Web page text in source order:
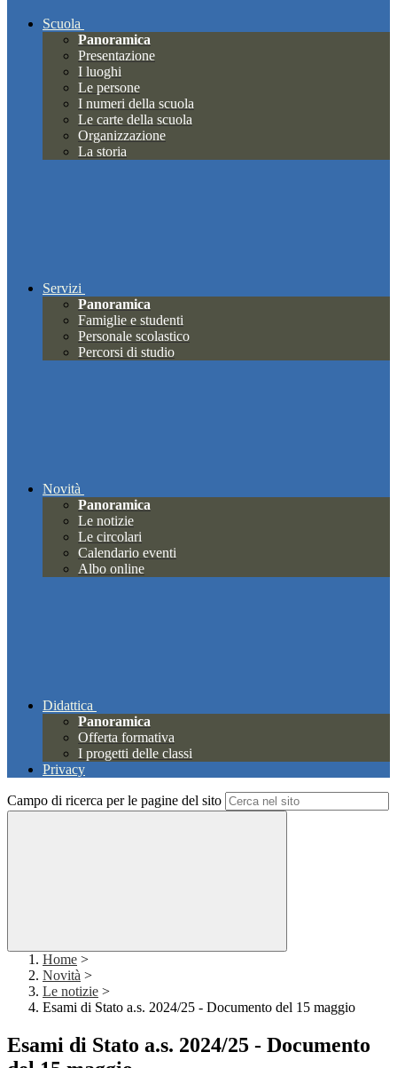
Scuola
Panoramica
Presentazione
I luoghi
Le persone
I numeri della scuola
Le carte della scuola
Organizzazione
La storia
Servizi
Panoramica
Famiglie e studenti
Personale scolastico
Percorsi di studio
Novità
Panoramica
Le notizie
Le circolari
Calendario eventi
Albo online
Didattica
Panoramica
Offerta formativa
I progetti delle classi
Privacy
Campo di ricerca per le pagine del sito
Home >
Novità >
Le notizie >
Esami di Stato a.s. 2024/25 - Documento del 15 maggio
Esami di Stato a.s. 2024/25 - Documento